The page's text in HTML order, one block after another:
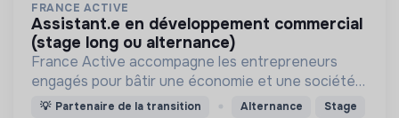
FRANCE ACTIVE
assistant.e en développement commercial
(stage long ou alternance)
France Active accompagne les entrepreneurs
engagés pour bâtir une économie et une société
plus inclusive et plus durable.
💡 Partenaire de la transition Alternance Stage